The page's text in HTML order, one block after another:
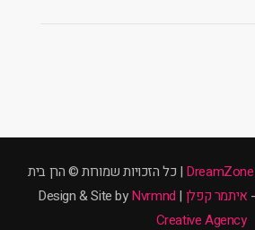
DreamZone | כל הזכויות שמורות © הרן בית
איתמר קפלן | Design & Site by
Nvrmnd
Creative Agency